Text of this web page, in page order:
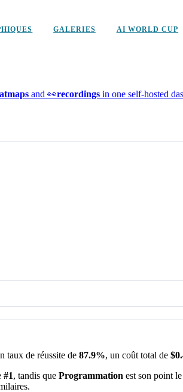
GALERIES AI WORLD CUP
and 👀recordings in one self-hosted
taux de réussite de 87.9%, un coût total de
#1, tandis que Programmation est son point